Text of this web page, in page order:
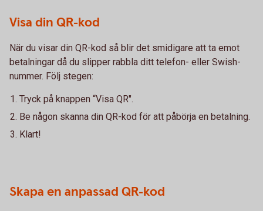
Visa din QR-kod
När du visar din QR-kod så blir det smidigare att ta emot
betalningar då du slipper rabbla ditt telefon- eller Swish-
nummer. Följ stegen:
Tryck på knappen “Visa QR".
Be någon skanna din QR-kod för att påbörja en betalning.
Klart!
Skapa en anpassad QR-kod